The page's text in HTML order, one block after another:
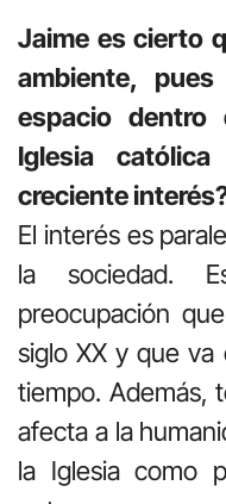
Jaime es cierto
ambiente,
espacio dentro
Iglesia
creciente
El interés es
la sociedad.
preocupación
siglo XX y que va
tiempo. Además,
afecta a la
la Iglesia como